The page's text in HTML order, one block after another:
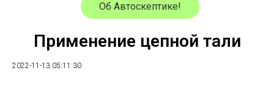
Об Автоскептике!
Применение цепной тали
2022-11-13 05:11:30